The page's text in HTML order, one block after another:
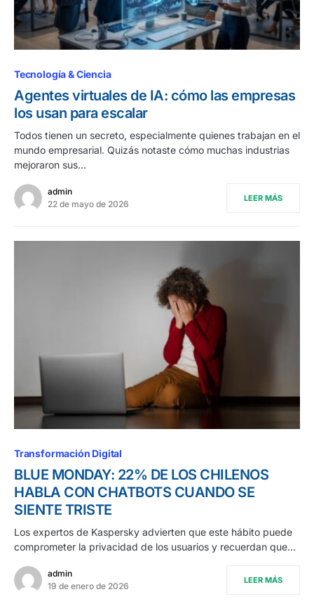
Tecnología & Ciencia
Agentes virtuales de IA: cómo las empresas
los usan para escalar
Todos tienen un secreto, especialmente quienes trabajan en el
mundo empresarial. Quizás notaste cómo muchas industrias
mejoraron sus…
admin
22 de mayo de 2026
LEER MÁS
Transformación Digital
BLUE MONDAY: 22% DE LOS CHILENOS
HABLA CON CHATBOTS CUANDO SE
SIENTE TRISTE
Los expertos de Kaspersky advierten que este hábito puede
comprometer la privacidad de los usuarios y recuerdan que…
admin
19 de enero de 2026
LEER MÁS